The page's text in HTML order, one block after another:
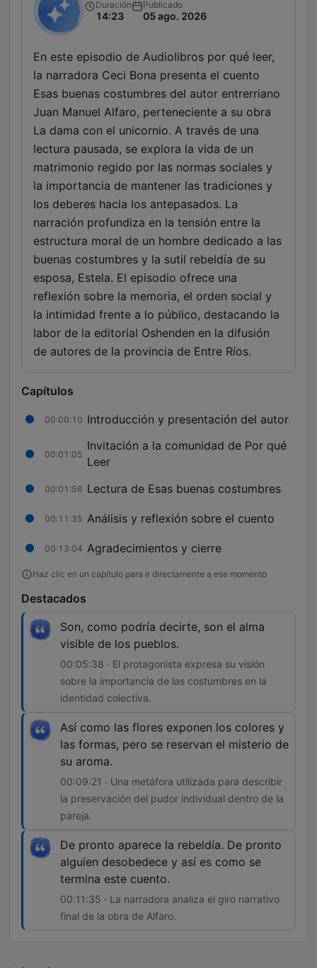
Duración
14:23
Publicado
05 ago. 2026
En este episodio de Audiolibros por qué leer,
la narradora Ceci Bona presenta el cuento
Esas buenas costumbres del autor entrerriano
Juan Manuel Alfaro, perteneciente a su obra
La dama con el unicornio. A través de una
lectura pausada, se explora la vida de un
matrimonio regido por las normas sociales y
la importancia de mantener las tradiciones y
los deberes hacia los antepasados. La
narración profundiza en la tensión entre la
estructura moral de un hombre dedicado a las
buenas costumbres y la sutil rebeldía de su
esposa, Estela. El episodio ofrece una
reflexión sobre la memoria, el orden social y
la intimidad frente a lo público, destacando la
labor de la editorial Oshenden en la difusión
de autores de la provincia de Entre Ríos.
Capítulos
00:00:10 Introducción y presentación del autor
00:01:05
Invitación a la comunidad de Por qué
Leer
00:01:56 Lectura de Esas buenas costumbres
00:11:35 Análisis y reflexión sobre el cuento
00:13:04 Agradecimientos y cierre
Haz clic en un capítulo para ir directamente a ese momento
Destacados
Son, como podría decirte, son el alma
visible de los pueblos.
00:05:38 · El protagonista expresa su visión
sobre la importancia de las costumbres en la
identidad colectiva.
Así como las flores exponen los colores y
las formas, pero se reservan el misterio de
su aroma.
00:09:21 · Una metáfora utilizada para describir
la preservación del pudor individual dentro de la
pareja.
De pronto aparece la rebeldía. De pronto
alguien desobedece y así es como se
termina este cuento.
00:11:35 · La narradora analiza el giro narrativo
final de la obra de Alfaro.